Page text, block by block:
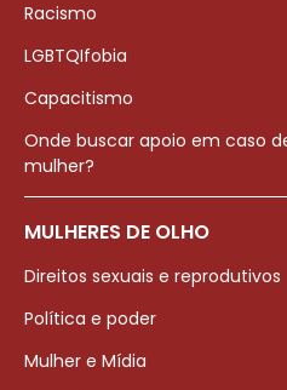
Racismo
LGBTQIfobia
Capacitismo
Onde buscar apoio em caso
mulher?
MULHERES DE OLHO
Direitos sexuais e reprodutivos
Política e poder
Mulher e Mídia